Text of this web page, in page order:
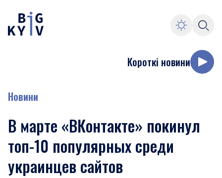
Короткі новини
Новини
В марте «ВКонтакте» покинул
топ-10 популярных среди
украинцев сайтов